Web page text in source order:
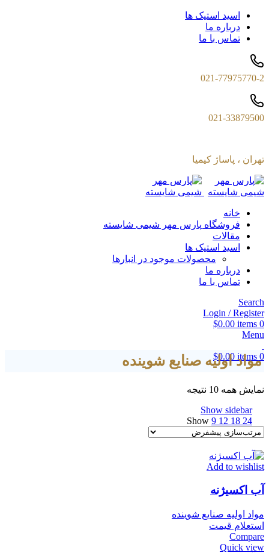
اسید استیک ها
درباره ما
تماس با ما
021-77975770-2
021-33879500
تهران ، پاساژ کیمیا
خانه
فروشگاه پارس مهر شیمی شایسته
مقالات
اسید استیک ها
محصولات موجود در انبارها
درباره ما
تماس با ما
Search
Login / Register
0
items
$0.00
Menu
0
items
$0.00
مواد اولیه صنایع شوینده
نمایش همه 10 نتیجه
Show sidebar
Show 9 12 18 24
Add to wishlist
آب اکسیژنه
مواد اولیه صنایع شوینده
استعلام قیمت
Compare
Quick view